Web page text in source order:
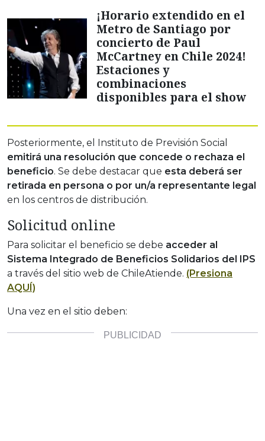
¡Horario extendido en el
Metro de Santiago por
concierto de Paul
McCartney en Chile 2024!
Estaciones y
combinaciones
disponibles para el show
Posteriormente, el Instituto de Previsión Social
emitirá una resolución que concede o rechaza el
beneficio. Se debe destacar que esta deberá ser
retirada en persona o por un/a representante legal
en los centros de distribución.
Solicitud online
Para solicitar el beneficio se debe acceder al
Sistema Integrado de Beneficios Solidarios del IPS
a través del sitio web de ChileAtiende. (Presiona
AQUÍ)
Una vez en el sitio deben: